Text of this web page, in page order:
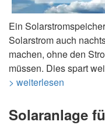
Ein
Solarstrom auch
machen, ohne den
müssen. Dies spart
> weiterlesen
Solaranlage